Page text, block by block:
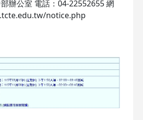
辦公室 電話：04-22552655 網
notice.php